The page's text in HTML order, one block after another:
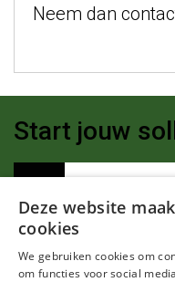
Neem dan
Start jouw
Toon footer
Deze website
cookies
We gebruiken cookies om
om functies voor social